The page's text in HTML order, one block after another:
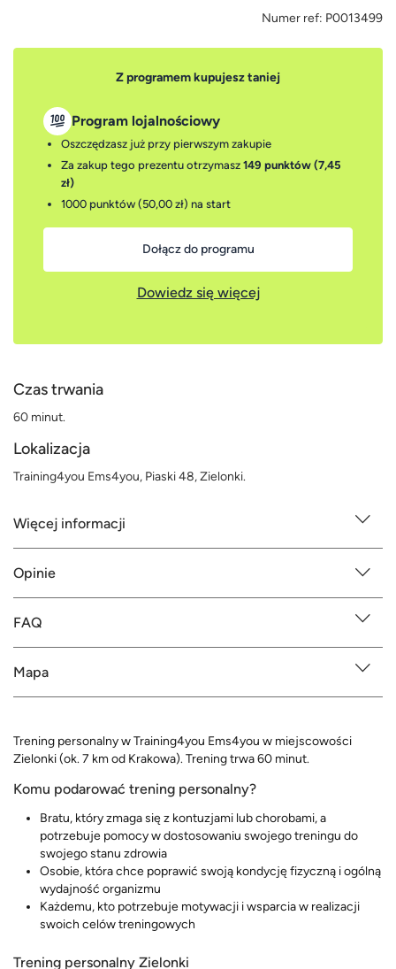
Numer ref: P0013499
Z programem kupujesz taniej
Program lojalnościowy
Oszczędzasz już przy pierwszym zakupie
Za zakup tego prezentu otrzymasz 149 punktów (7,45
zł)
1000 punktów (50,00 zł) na start
Dołącz do programu
Dowiedz się więcej
Czas trwania
60 minut.
Lokalizacja
Training4you Ems4you, Piaski 48, Zielonki.
Więcej informacji
Opinie
FAQ
Mapa
Trening personalny w Training4you Ems4you w miejscowości
Zielonki (ok. 7 km od Krakowa). Trening trwa 60 minut.
Komu podarować trening personalny?
Bratu, który zmaga się z kontuzjami lub chorobami, a
potrzebuje pomocy w dostosowaniu swojego treningu do
swojego stanu zdrowia
Osobie, która chce poprawić swoją kondycję fizyczną i ogólną
wydajność organizmu
Każdemu, kto potrzebuje motywacji i wsparcia w realizacji
swoich celów treningowych
Trening personalny Zielonki